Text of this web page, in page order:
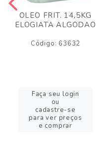
OLEO FRIT. 14,5KG
ELOGIATA ALGODAO
Código: 63632
Faça seu login
ou
cadastre-se
para ver preços
e comprar